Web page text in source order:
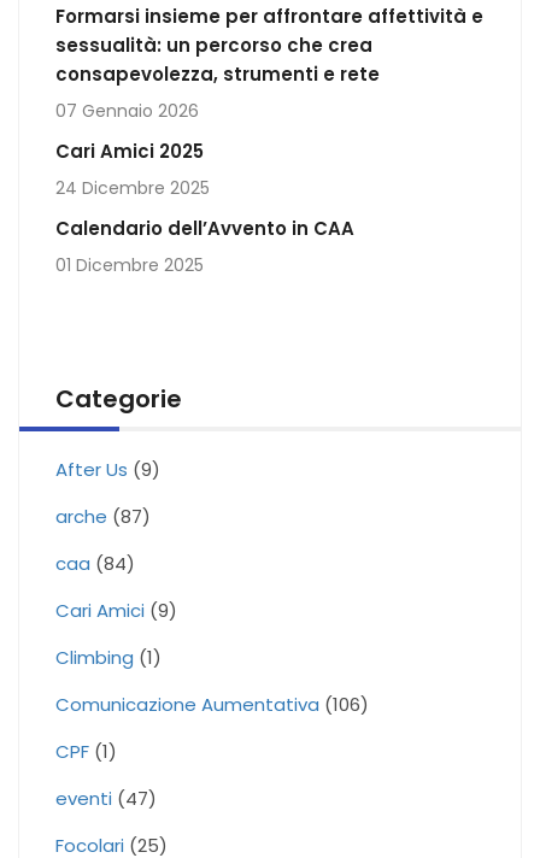
Formarsi insieme per affrontare affettività e
sessualità: un percorso che crea
consapevolezza, strumenti e rete
07 Gennaio 2026
Cari Amici 2025
24 Dicembre 2025
Calendario dell’Avvento in CAA
01 Dicembre 2025
Categorie
After Us (9)
arche (87)
caa (84)
Cari Amici (9)
Climbing (1)
Comunicazione Aumentativa (106)
CPF (1)
eventi (47)
Focolari (25)